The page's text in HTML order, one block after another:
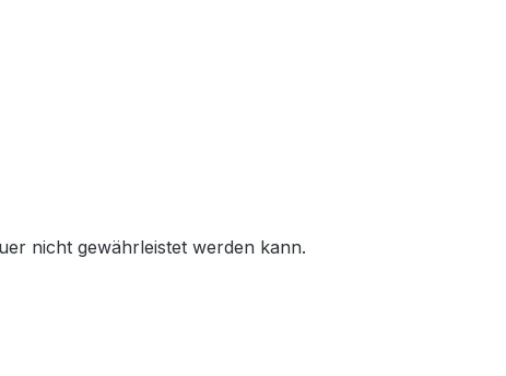
nicht gewährleistet werden kann.